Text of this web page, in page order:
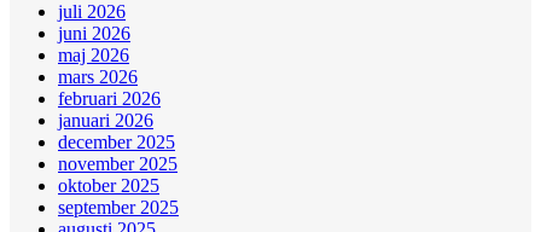
juli 2026
juni 2026
maj 2026
mars 2026
februari 2026
januari 2026
december 2025
november 2025
oktober 2025
september 2025